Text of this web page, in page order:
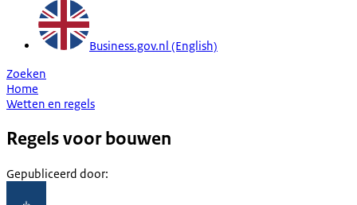
Business.gov.nl (English)
Zoeken
Home
Wetten en regels
Regels voor bouwen
Gepubliceerd door: